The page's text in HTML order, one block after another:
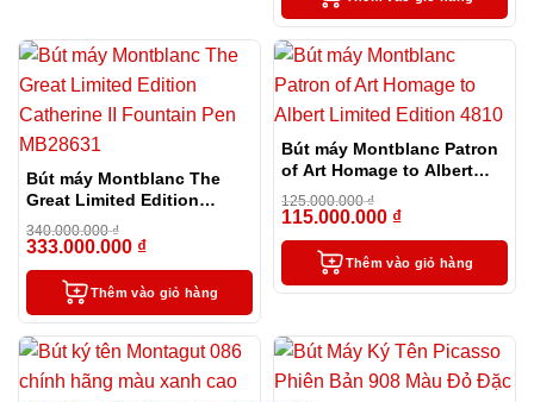
Bút máy Montblanc The
Great Limited Edition
Catherine II Fountain Pen
MB28631
340.000.000₫
333.000.000 ₫
Thêm vào giỏ hàng
Bút máy Montblanc Patron
of Art Homage to Albert
Limited Edition 4810
125.000.000₫
115.000.000 ₫
Thêm vào giỏ hàng